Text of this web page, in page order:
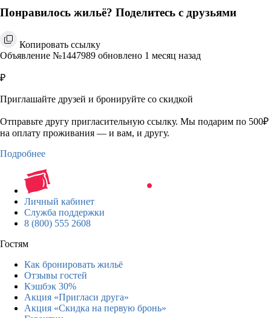
Понравилось жильё? Поделитесь с друзьями
Копировать ссылку
Объявление №1447989 обновлено 1 месяц назад
₽
Приглашайте друзей и бронируйте со скидкой
Отправьте другу пригласительную ссылку. Мы подарим по 500₽
на оплату проживания — и вам, и другу.
Подробнее
Личный кабинет
Служба поддержки
8 (800) 555 2608
Гостям
Как бронировать жильё
Отзывы гостей
Кэшбэк 30%
Акция «Пригласи друга»
Акция «Скидка на первую бронь»